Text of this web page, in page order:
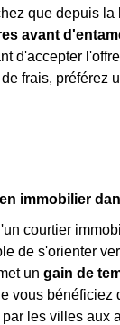
que depuis
avant
d'accepter
frais, préférez
immobilier
courtier
de s'orienter
un gain de
vous bénéficiez
les villes aux